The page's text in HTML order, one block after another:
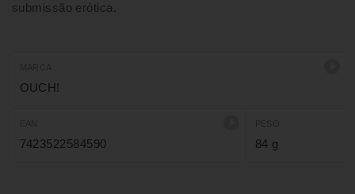
submissão erótica.
OUCH!
7423522584590 84 g